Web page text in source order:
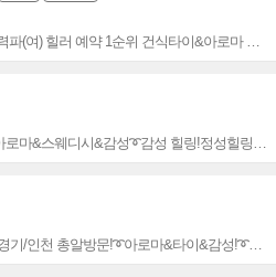
파(여) 힐러 예약 1순위 건식타이&아로마 발
마&스웨디시&감성➰감성 힐링!정성힐링!➰
/인천 총알방문!➰아로마&타이&감성!➰친